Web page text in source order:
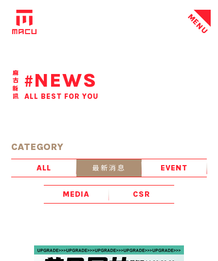
MENU
麻古新訊 #NEWS
ALL BEST FOR YOU
CATEGORY
ALL 最新消息 EVENT
MEDIA CSR